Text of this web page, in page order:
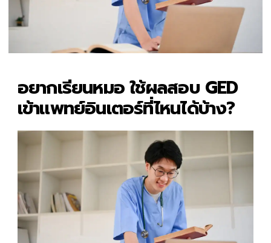
อยากเรียนหมอ ใช้ผลสอบ GED
เข้าแพทย์อินเตอร์ที่ไหนได้บ้าง?